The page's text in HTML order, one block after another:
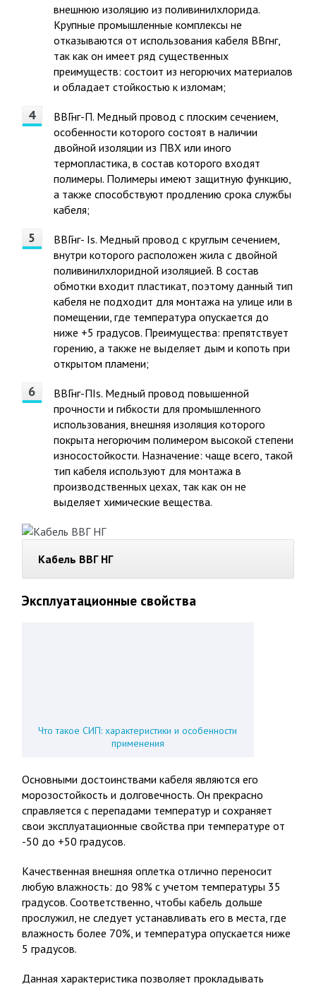
внешнюю изоляцию из поливинилхлорида.
Крупные промышленные комплексы не
отказываются от использования кабеля ВВгнг,
так как он имеет ряд существенных
преимуществ: состоит из негорючих материалов
и обладает стойкостью к изломам;
ВВГнг-П. Медный провод с плоским сечением,
особенности которого состоят в наличии
двойной изоляции из ПВХ или иного
термопластика, в состав которого входят
полимеры. Полимеры имеют защитную функцию,
а также способствуют продлению срока службы
кабеля;
ВВГнг- Is. Медный провод с круглым сечением,
внутри которого расположен жила с двойной
поливинилхлоридной изоляцией. В состав
обмотки входит пластикат, поэтому данный тип
кабеля не подходит для монтажа на улице или в
помещении, где температура опускается до
ниже +5 градусов. Преимущества: препятствует
горению, а также не выделяет дым и копоть при
открытом пламени;
ВВГнг-ПIs. Медный провод повышенной
прочности и гибкости для промышленного
использования, внешняя изоляция которого
покрыта негорючим полимером высокой степени
износостойкости. Назначение: чаще всего, такой
тип кабеля используют для монтажа в
производственных цехах, так как он не
выделяет химические вещества.
Кабель ВВГ НГ
Эксплуатационные свойства
Что такое СИП: характеристики и особенности
применения
Основными достоинствами кабеля являются его
морозостойкость и долговечность. Он прекрасно
справляется с перепадами температур и сохраняет
свои эксплуатационные свойства при температуре от
-50 до +50 градусов.
Качественная внешняя оплетка отлично переносит
любую влажность: до 98% с учетом температуры 35
градусов. Соответственно, чтобы кабель дольше
прослужил, не следует устанавливать его в места, где
влажность более 70%, и температура опускается ниже
5 градусов.
Данная характеристика позволяет прокладывать